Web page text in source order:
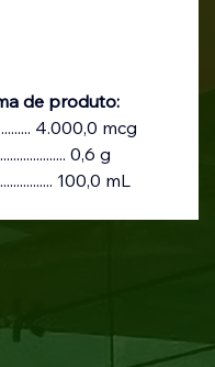
de produto:
4.000,0 mcg
0,6 g
100,0 mL